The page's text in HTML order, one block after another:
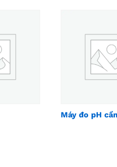
Máy đo pH